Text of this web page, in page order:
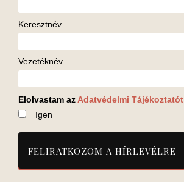
Keresztnév
Vezetéknév
Elolvastam az Adatvédelmi Tájékoztatót
Igen